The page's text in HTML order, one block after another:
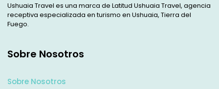
Ushuaia Travel es una marca de Latitud Ushuaia Travel, agencia
receptiva especializada en turismo en Ushuaia, Tierra del
Fuego.
Sobre Nosotros
Sobre Nosotros